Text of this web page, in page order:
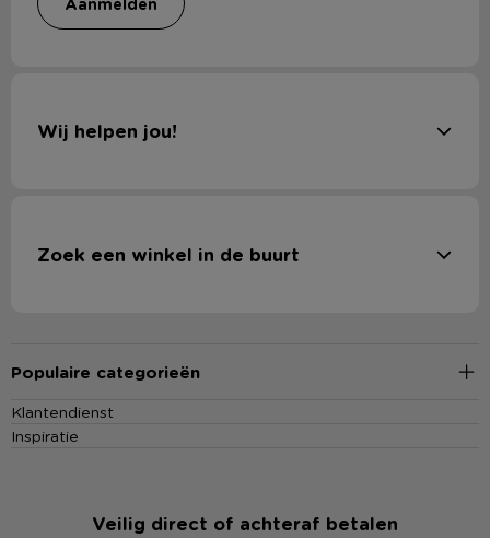
Wij helpen jou!
Zoek een winkel in de buurt
Populaire categorieën
Klantendienst
Inspiratie
Veilig direct of achteraf betalen